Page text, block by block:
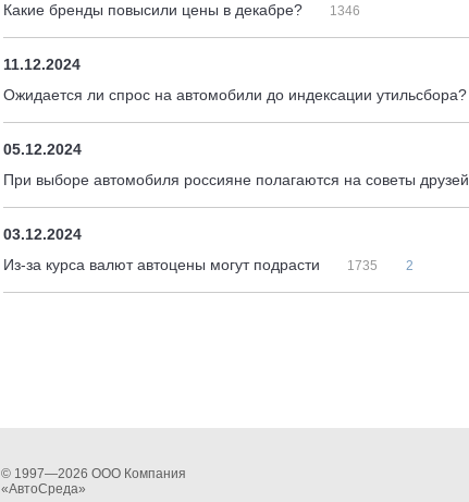
Какие бренды повысили цены в декабре?
1346
11.12.2024
Ожидается ли спрос на автомобили до индексации утильсбора?
05.12.2024
При выборе автомобиля россияне полагаются на советы друзей
03.12.2024
Из-за курса валют автоцены могут подрасти
1735 2
© 1997—2026 ООО Компания
«АвтоСреда»